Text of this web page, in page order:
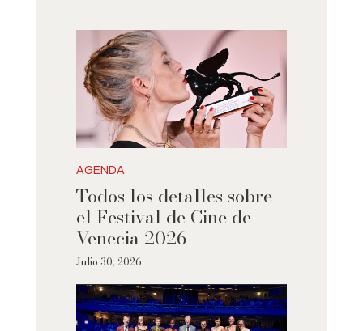
AGENDA
Todos los detalles sobre
el Festival de Cine de
Venecia 2026
Julio 30, 2026